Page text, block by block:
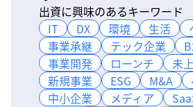
出資に興味のあるキーワード
IT
DX 環境 生活
事業承継
テック企業
事業開発
ローンチ
未
新規事業
ESG M&A
中小企業
メディア
IT DX 環境 生活
事業承継
テック企業
事業開発
ローンチ
未
新規事業
ESG M&A
中小企業
メディア